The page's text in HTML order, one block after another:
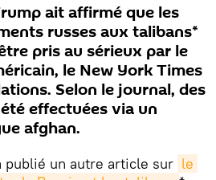
ait affirmé que les
russes aux talibans*
pris au sérieux par le
le New York Times
Selon le journal, des
effectuées via un
afghan.
publié un autre article sur le